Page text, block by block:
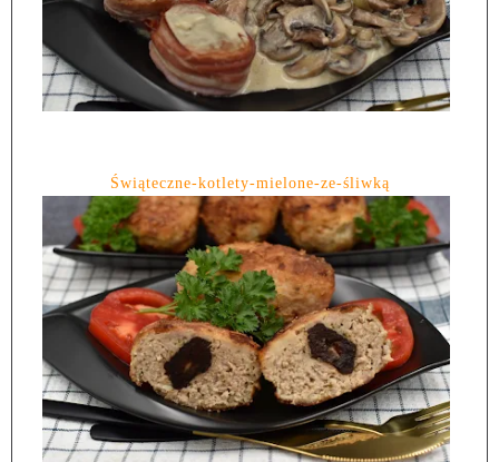
Świąteczne-kotlety-mielone-ze-śliwką